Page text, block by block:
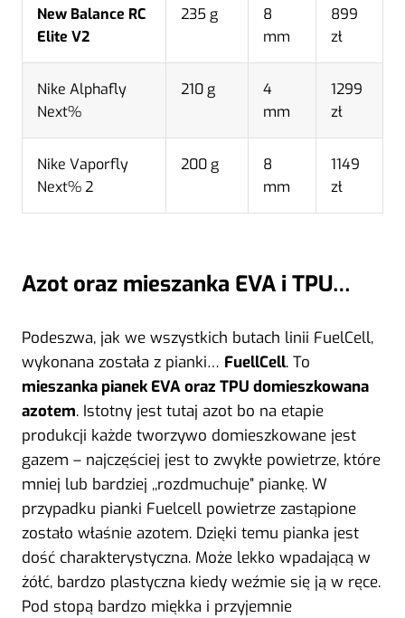
New Balance RC
Elite V2
235 g
8
mm
899
zł
Nike Alphafly
Next%
210 g
4
mm
1299
zł
Nike Vaporfly
Next% 2
200 g
8
mm
1149
zł
Azot oraz mieszanka EVA i TPU…
Podeszwa, jak we wszystkich butach linii FuelCell,
wykonana została z pianki… FuellCell. To
mieszanka pianek EVA oraz TPU domieszkowana
azotem. Istotny jest tutaj azot bo na etapie
produkcji każde tworzywo domieszkowane jest
gazem – najczęściej jest to zwykłe powietrze, które
mniej lub bardziej ,,rozdmuchuje” piankę. W
przypadku pianki Fuelcell powietrze zastąpione
zostało właśnie azotem. Dzięki temu pianka jest
dość charakterystyczna. Może lekko wpadającą w
żółć, bardzo plastyczna kiedy weźmie się ją w ręce.
Pod stopą bardzo miękka i przyjemnie